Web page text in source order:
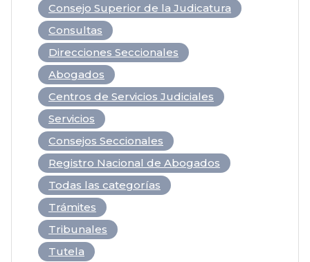
Abogados
Centros de Servicios Judiciales
Consejo Superior de la Judicatura
Consejos Seccionales
Consultas
Direcciones Seccionales
Registro Nacional de Abogados
Servicios
Todas las categorías
Trámites
Tribunales
Tutela